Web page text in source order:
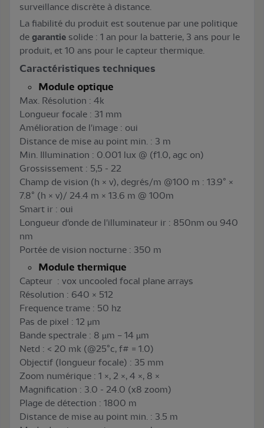
surveillance discrète à distance.
La fiabilité du produit est soutenue par une politique
de garantie solide : 1 an pour la batterie, 3 ans pour le
produit, et 10 ans pour le capteur thermique.
Caractéristiques techniques
Module optique
Max. Résolution : 4k
Longueur focale : 31 mm
Amélioration de l'image : oui
Distance de mise au point min. : 3 m
Min. Illumination : 0.001 lux @ (f1.0, agc on)
Grossissement : 5,5 - 22
Champ de vision (h × v), degrés/m @100 m : 13.9° ×
7.8° (h × v)/ 24.4 m × 13.6 m @ 100m
Smart ir : oui
Longueur d'onde de l'illuminateur ir : 850nm ou 940
nm
Portée de vision nocturne : 350 m
Module thermique
Capteur : vox uncooled focal plane arrays
Résolution : 640 × 512
Frequence trame : 50 hz
Pas de pixel : 12 μm
Bande spectrale : 8 µm – 14 µm
Netd : < 20 mk (@25°c, f# = 1.0)
Objectif (longueur focale) : 35 mm
Zoom numérique : 1 ×, 2 ×, 4 ×, 8 ×
Magnification : 3.0 - 24.0 (x8 zoom)
Plage de détection : 1800 m
Distance de mise au point min. : 3.5 m